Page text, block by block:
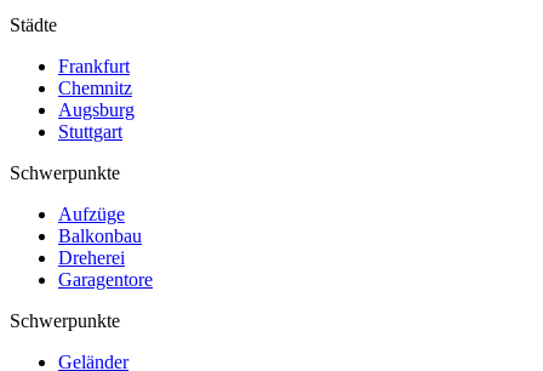
Städte
Frankfurt
Chemnitz
Augsburg
Stuttgart
Schwerpunkte
Aufzüge
Balkonbau
Dreherei
Garagentore
Schwerpunkte
Geländer